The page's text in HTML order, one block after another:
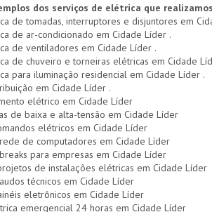
dos serviços de elétrica que
de tomadas, interruptores e disjuntores em
de ar-condicionado em Cidade Líder .
de ventiladores em Cidade Líder .
de chuveiro e torneiras elétricas em Cidade
para iluminação residencial em Cidade Líder .
em Cidade Líder .
elétrico em Cidade Líder
de baixa e alta-tensão em Cidade Líder
elétricos em Cidade Líder
de computadores em Cidade Líder
para empresas em Cidade Líder
de instalações elétricas em Cidade Líder
técnicos em Cidade Líder
eletrônicos em Cidade Líder
emergencial 24 horas em Cidade Líder